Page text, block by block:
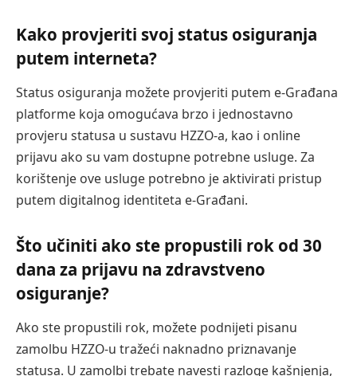
Kako provjeriti svoj status osiguranja
putem interneta?
Status osiguranja možete provjeriti putem e-Građana
platforme koja omogućava brzo i jednostavno
provjeru statusa u sustavu HZZO-a, kao i online
prijavu ako su vam dostupne potrebne usluge. Za
korištenje ove usluge potrebno je aktivirati pristup
putem digitalnog identiteta e-Građani.
Što učiniti ako ste propustili rok od 30
dana za prijavu na zdravstveno
osiguranje?
Ako ste propustili rok, možete podnijeti pisanu
zamolbu HZZO-u tražeći naknadno priznavanje
statusa. U zamolbi trebate navesti razloge kašnjenja,